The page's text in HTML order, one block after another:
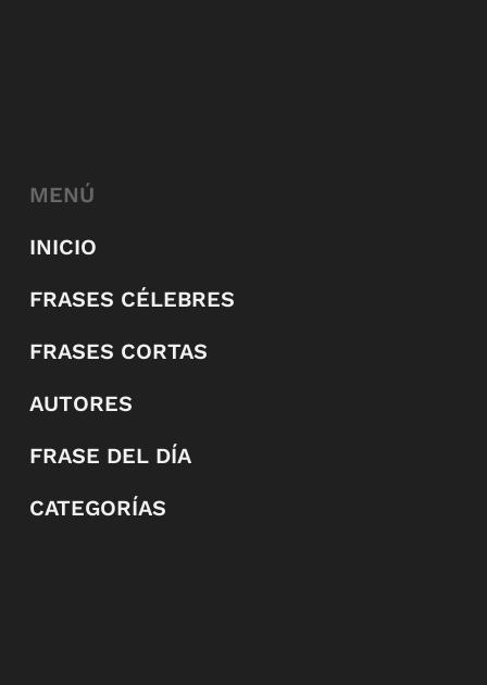
MENÚ
INICIO
FRASES CÉLEBRES
FRASES CORTAS
AUTORES
FRASE DEL DÍA
CATEGORÍAS